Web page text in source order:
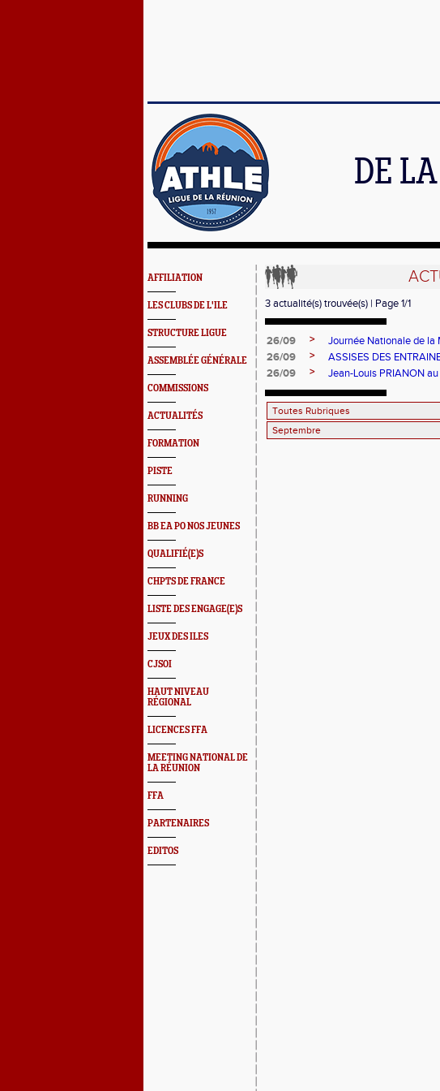
DE
AFFILIATION
LES CLUBS DE L'ILE
STRUCTURE LIGUE
ASSEMBLÉE GÉNÉRALE
COMMISSIONS
ACTUALITÉS
FORMATION
PISTE
RUNNING
BB EA PO NOS JEUNES
QUALIFIÉ(E)S
CHPTS DE FRANCE
LISTE DES ENGAGE(E)S
JEUX DES ILES
CJSOI
HAUT NIVEAU
RÉGIONAL
LICENCES FFA
MEETING NATIONAL DE
LA RÉUNION
FFA
PARTENAIRES
EDITOS
3 actualité(s) trouvée(s) | Page 1/1
26/09 >
Journée Nationale de la
26/09
>
ASSISES DES
26/09
> Jean-Louis PRIANON